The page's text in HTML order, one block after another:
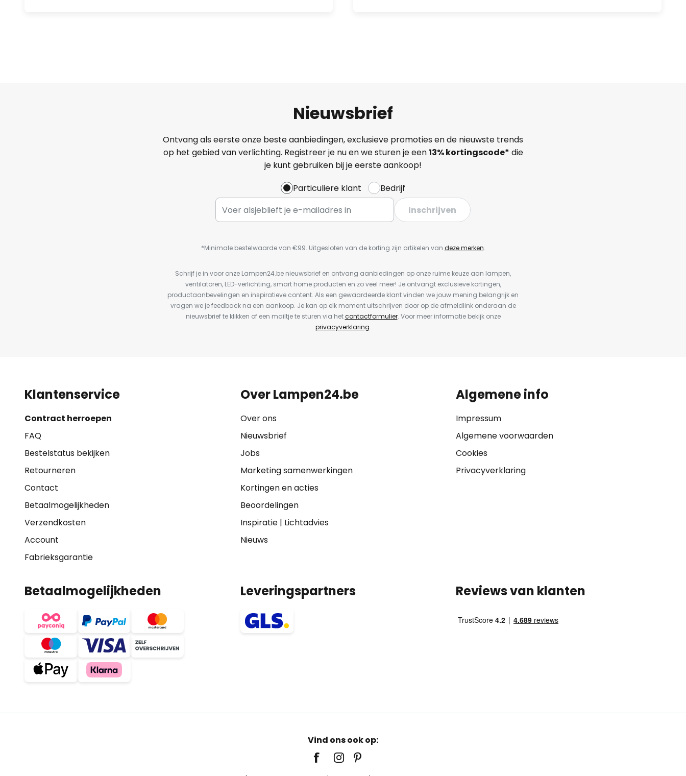
Nieuwsbrief
Ontvang als eerste onze beste aanbiedingen, exclusieve promoties en de nieuwste trends
op het gebied van verlichting. Registreer je nu en we sturen je een13%kortingscode* die
je kunt gebruiken bij je eerste aankoop!
Particuliere klant
Bedrijf
Inschrijven
*Minimale bestelwaarde van €99. Uitgesloten van de korting zijn artikelen van deze merken.
Schrijf je in voor onze Lampen24.be nieuwsbrief en ontvang aanbiedingen op onze ruime keuze aan lampen,
ventilatoren, LED-verlichting, smart home producten en zo veel meer! Je ontvangt exclusieve kortingen,
productaanbevelingen en inspiratieve content. Als een gewaardeerde klant vinden we jouw mening belangrijk en
vragen we je feedback na een aankoop. Je kan op elk moment uitschrijven door op de afmeldlink onderaan de
nieuwsbrief te klikken of een mailtje te sturen via hetcontactformulier. Voor meer informatie bekijk onze
privacyverklaring.
Klantenservice
Contract herroepen
FAQ
Bestelstatus bekijken
Retourneren
Contact
Betaalmogelijkheden
Verzendkosten
Account
Fabrieksgarantie
Over Lampen24.be
Over ons
Nieuwsbrief
Jobs
Marketing samenwerkingen
Kortingen en acties
Beoordelingen
Inspiratie| Lichtadvies
Nieuws
Algemene info
Impressum
Algemene voorwaarden
Cookies
Privacyverklaring
Betaalmogelijkheden Leveringspartners Reviews van klanten
Vind ons ook op: